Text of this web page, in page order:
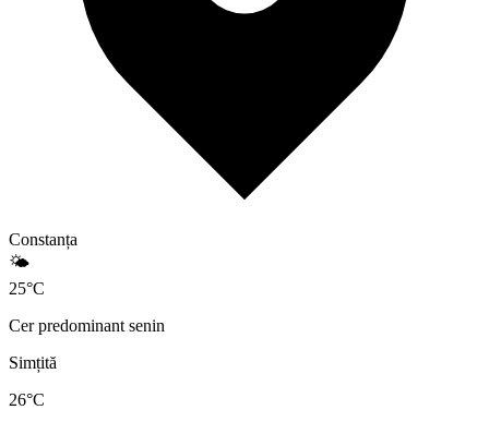
Constanța
🌤️
25°C
Cer predominant senin
Simțită
26°C